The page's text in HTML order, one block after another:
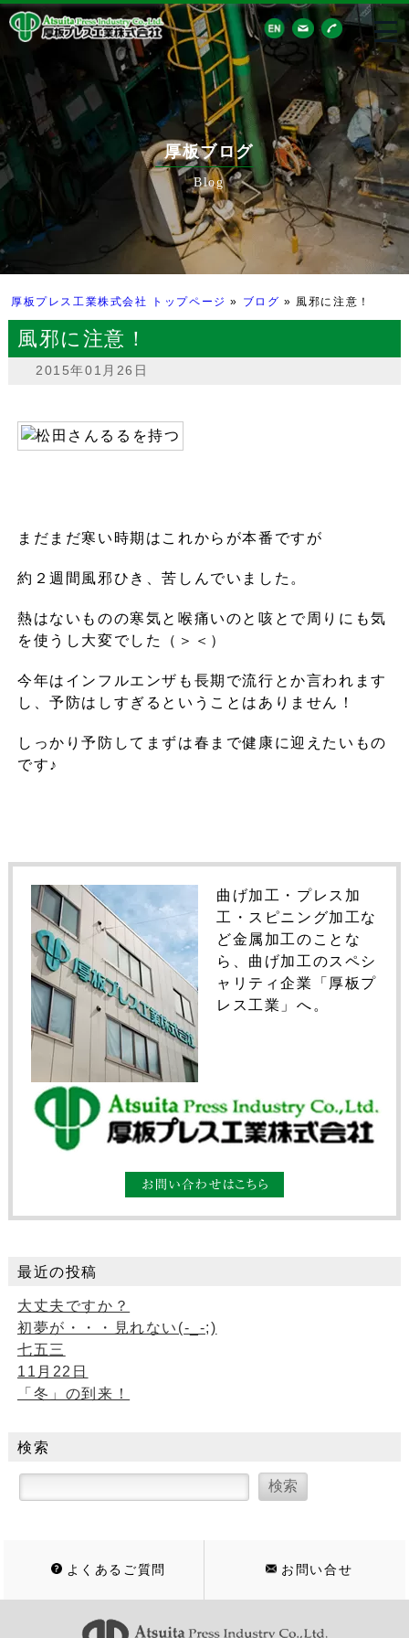
厚板ブログ
Blog
厚板プレス工業株式会社 トップページ » ブログ » 風邪に注意！
風邪に注意！
2015年01月26日
まだまだ寒い時期はこれからが本番ですが
約２週間風邪ひき、苦しんでいました。
熱はないものの寒気と喉痛いのと咳とで周りにも気
を使うし大変でした（＞＜）
今年はインフルエンザも長期で流行とか言われます
し、予防はしすぎるということはありません！
しっかり予防してまずは春まで健康に迎えたいもの
です♪
曲げ加工・プレス加
工・スピニング加工な
ど金属加工のことな
ら、曲げ加工のスペシ
ャリティ企業「厚板プ
レス工業」へ。
最近の投稿
大丈夫ですか？
初夢が・・・見れない(-_-;)
七五三
11月22日
「冬」の到来！
検索
よくあるご質問 お問い合せ